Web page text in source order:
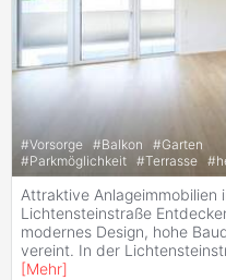
#Vorsorge #Balkon #Garten
#Parkmöglichkeit #Terrasse #
Attraktive Anlageimmobilien
Lichtensteinstraße
modernes Design, hohe
vereint. In der
[Mehr]